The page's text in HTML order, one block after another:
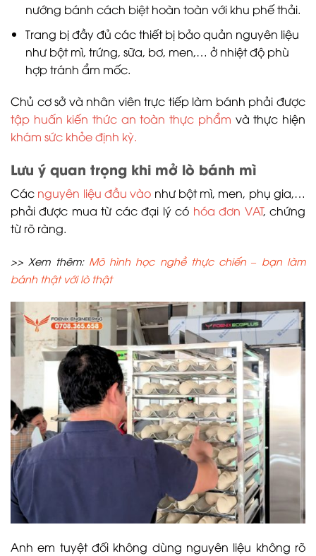
nướng bánh cách biệt hoàn toàn với khu phế thải.
Trang bị đầy đủ các thiết bị bảo quản nguyên liệu
như bột mì, trứng, sữa, bơ, men,… ở nhiệt độ phù
hợp tránh ẩm mốc.
Chủ cơ sở và nhân viên trực tiếp làm bánh phải được
tập huấn kiến thức an toàn thực phẩm và thực hiện
khám sức khỏe định kỳ.
Lưu ý quan trọng khi mở lò bánh mì
Các nguyên liệu đầu vào như bột mì, men, phụ gia,…
phải được mua từ các đại lý có hóa đơn VAT, chứng
từ rõ ràng.
>> Xem thêm: Mô hình học nghề thực chiến – bạn làm
bánh thật với lò thật
Anh em tuyệt đối không dùng nguyên liệu không rõ